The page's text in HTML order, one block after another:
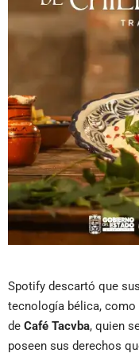
Spotify descartó que
tecnología bélica, como
de Café Tacvba, quien
poseen sus derechos